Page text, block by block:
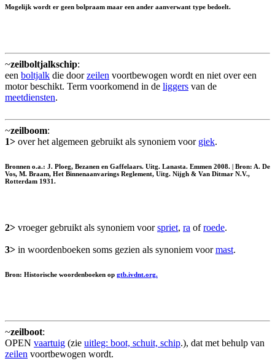
Mogelijk wordt er geen bolpraam maar een ander aanverwant type bedoelt.
~zeilboltjalkschip:
een boltjalk die doorzeilen voortbewogen wordt en niet over een
motor beschikt. Term voorkomend in de liggers van de
meetdiensten.
~zeilboom:
1> over het algemeen gebruikt als synoniem voor giek.
Bronnen o.a.: J. Ploeg, Bezanen en Gaffelaars. Uitg. Lanasta. Emmen 2008. | Bron: A. De
Vos, M. Braam, Het Binnenaanvarings Reglement, Uitg. Nijgh & Van Ditmar N.V.,
Rotterdam 1931.
2> vroeger gebruikt als synoniem voorspriet, ra ofroede.
3> in woordenboeken soms gezien als synoniem voormast.
Bron: Historische woordenboeken op gtb.ivdnt.org.
~zeilboot:
OPEN vaartuig (zie uitleg: boot, schuit, schip.), dat met behulp van
zeilen voortbewogen wordt.